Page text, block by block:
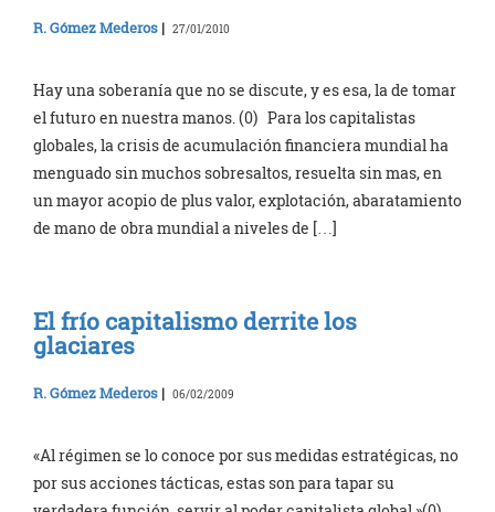
R. Gómez Mederos | 27/01/2010
Hay una soberanía que no se discute, y es esa, la de tomar
el futuro en nuestra manos. (0) Para los capitalistas
globales, la crisis de acumulación financiera mundial ha
menguado sin muchos sobresaltos, resuelta sin mas, en
un mayor acopio de plus valor, explotación, abaratamiento
de mano de obra mundial a niveles de […]
El frío capitalismo derrite los
glaciares
R. Gómez Mederos | 06/02/2009
«Al régimen se lo conoce por sus medidas estratégicas, no
por sus acciones tácticas, estas son para tapar su